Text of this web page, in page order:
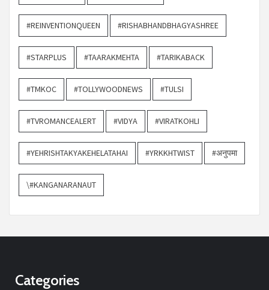
#REINVENTIONQUEEN #RISHABHANDBHAGYASHREE
#STARPLUS #TAARAKMEHTA #TARIKABACK
#TMKOC #TOLLYWOODNEWS #TULSI
#TVROMANCEALERT #VIDYA #VIRATKOHLI
#YEHRISHTAKYAKEHELATAHAI #YRKKHTWIST #अनुपमा
\#KANGANARANAUT
Categories